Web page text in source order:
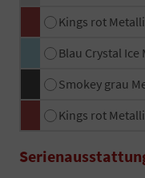
Kings rot
Blau Crystal Ice
Smokey grau
Kings rot